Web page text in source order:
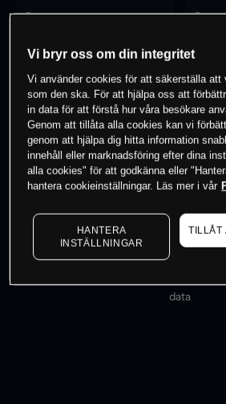
- -
0% av kunderna har en
instrument
Börja handla
Priserna är endast vägledande.
data
Vi bryr oss om din integritet
Vi använder cookies för att säkerställa att
som den ska. För att hjälpa oss att
in data för att förstå hur våra besökare
Genom att tillåta alla cookies kan vi
genom att hjälpa dig hitta information
innehåll eller marknadsföring efter dina
alla cookies" för att godkänna eller
hantera cookieinställningar. Läs mer i vår
HANTERA
INSTÄLLNINGAR
TILLÅT